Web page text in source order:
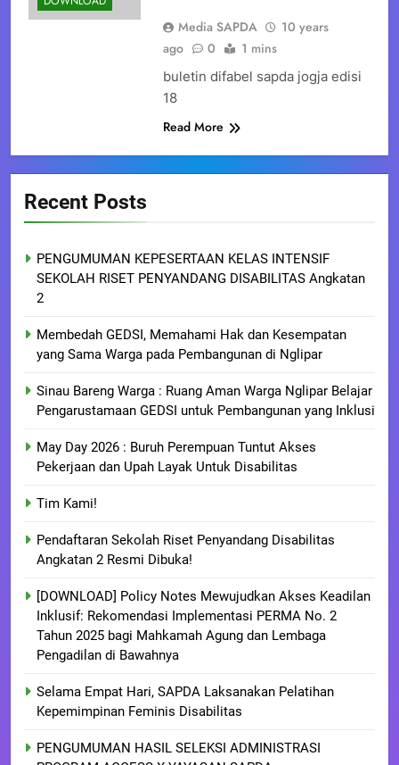
Media SAPDA
10 years
ago
0 1 mins
buletin difabel sapda jogja edisi
18
Read More
Recent Posts
PENGUMUMAN KEPESERTAAN KELAS INTENSIF
SEKOLAH RISET PENYANDANG DISABILITAS Angkatan
2
Membedah GEDSI, Memahami Hak dan Kesempatan
yang Sama Warga pada Pembangunan di Nglipar
Sinau Bareng Warga : Ruang Aman Warga Nglipar Belajar
Pengarustamaan GEDSI untuk Pembangunan yang Inklusi
May Day 2026 : Buruh Perempuan Tuntut Akses
Pekerjaan dan Upah Layak Untuk Disabilitas
Tim Kami!
Pendaftaran Sekolah Riset Penyandang Disabilitas
Angkatan 2 Resmi Dibuka!
[DOWNLOAD] Policy Notes Mewujudkan Akses Keadilan
Inklusif: Rekomendasi Implementasi PERMA No. 2
Tahun 2025 bagi Mahkamah Agung dan Lembaga
Pengadilan di Bawahnya
Selama Empat Hari, SAPDA Laksanakan Pelatihan
Kepemimpinan Feminis Disabilitas
PENGUMUMAN HASIL SELEKSI ADMINISTRASI